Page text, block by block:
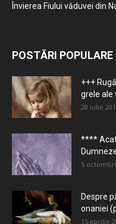
Învierea Fiului văduvei din
POSTĂRI POPULARE
+++
grele ale
28 iulie
****
5
Despre
onaniei
15 aprilie